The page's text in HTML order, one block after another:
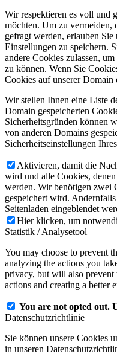
Wir respektieren es voll und
möchten. Um zu vermeiden,
gefragt werden, erlauben
Einstellungen zu speichern.
andere Cookies zulassen,
zu können. Wenn Sie
Cookies auf unserer Domain
Wir stellen Ihnen eine Liste
Domain gespeicherten
Sicherheitsgründen können
von anderen Domains
Sicherheitseinstellungen
Aktivieren, damit die
wird und alle Cookies,
werden. Wir benötigen zwei
gespeichert wird.
Seitenladen eingeblendet
Hier klicken, um
Statistik / Analysetool
You may choose to prevent
analyzing the actions you
privacy, but will also
actions and creating a better
You are not opted out.
Datenschutzrichtlinie
Sie können unsere Cookies
in unseren